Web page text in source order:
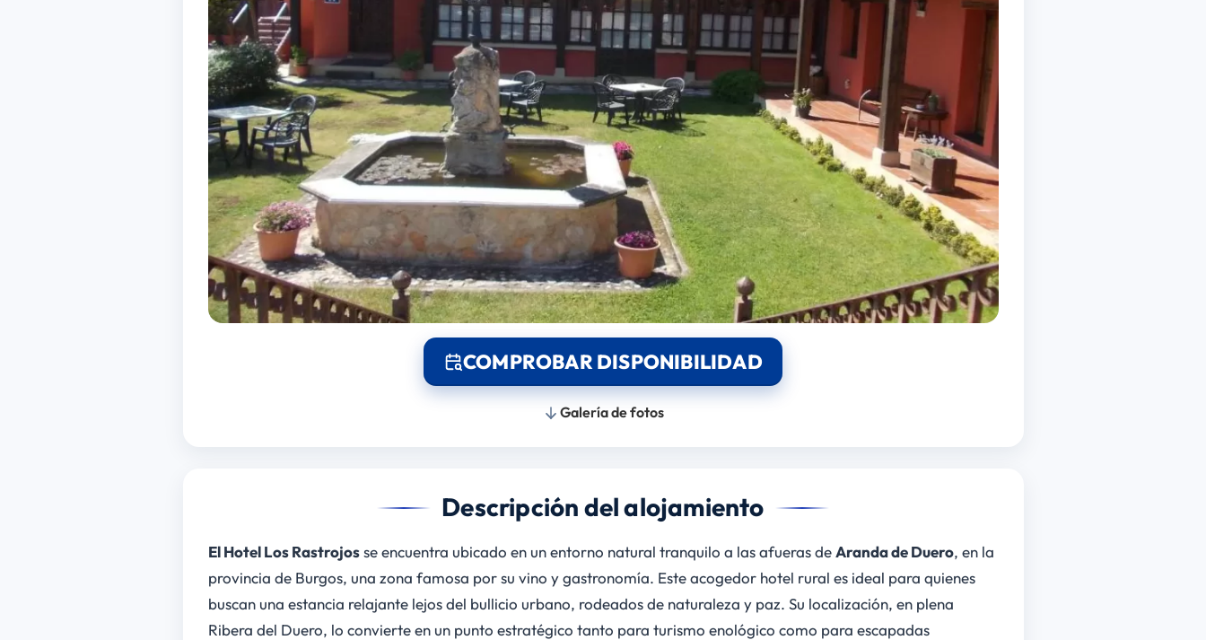
COMPROBAR DISPONIBILIDAD
Galería de fotos
Descripción del alojamiento
El Hotel Los Rastrojosse encuentra ubicado en un entorno natural tranquilo a las afueras deAranda de Duero, en la
provincia de Burgos, una zona famosa por su vino y gastronomía. Este acogedor hotel rural es ideal para quienes
buscan una estancia relajante lejos del bullicio urbano, rodeados de naturaleza y paz. Su localización, en plena
Ribera del Duero, lo convierte en un punto estratégico tanto para turismo enológico como para escapadas